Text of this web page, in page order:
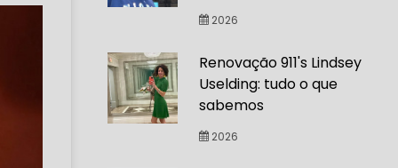
2026
Renovação 911's Lindsey
Uselding: tudo o que
sabemos
2026